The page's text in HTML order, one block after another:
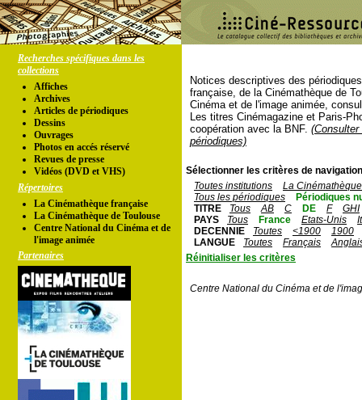
Recherches spécifiques dans les
collections
Affiches
Archives
Articles de périodiques
Dessins
Ouvrages
Photos en accés réservé
Revues de presse
Vidéos (DVD et VHS)
Répertoires
La Cinémathèque française
La Cinémathèque de Toulouse
Centre National du Cinéma et de
l'image animée
Partenaires
Notices descriptives des
française, de la Cinémathèque de
Cinéma et de l'image animée,
Les titres Cinémagazine et Paris-
coopération avec la BNF.
périodiques)
Sélectionner les critères de
Toutes institutions
La
Tous les périodiques
Périodiques
TITRE
Tous AB C DE F
GHI
PAYS
Tous France Etats-Unis
DECENNIE
Toutes <1900
1900
LANGUE
Toutes Français
Réinitialiser les critères
Centre National du Cinéma et de